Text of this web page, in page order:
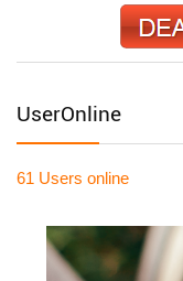
UserOnline
61 Users online